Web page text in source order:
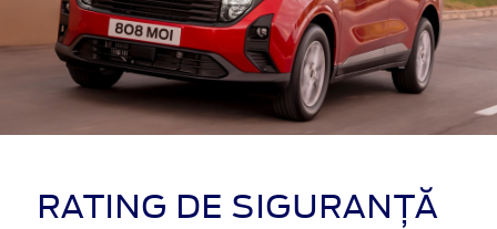
RATING DE SIGURANȚĂ